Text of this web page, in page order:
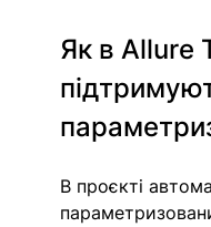
Як в Allure
В проєкті